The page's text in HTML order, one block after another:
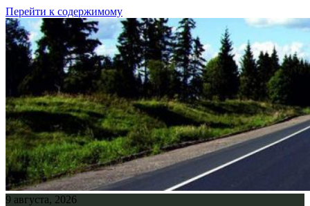
Перейти к содержимому
9 августа, 2026